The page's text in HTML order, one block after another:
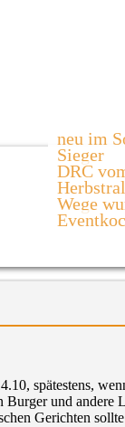
neu im
Sieger
DRC
Wege
spätestens,
und andere
Gerichten